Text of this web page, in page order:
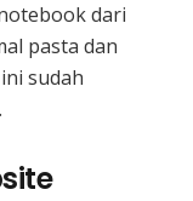
dari
pasta dan
sudah